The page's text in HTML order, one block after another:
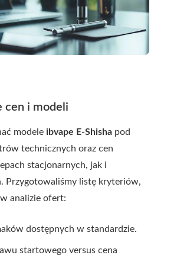
cen i modeli
modele ibvape E-Shisha pod
technicznych oraz cen
stacjonarnych, jak i
Przygotowaliśmy listę kryteriów,
analizie ofert:
dostępnych w standardzie.
startowego versus cena